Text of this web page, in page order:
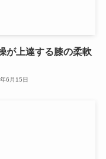
が上達する膝の柔軟
6月15日